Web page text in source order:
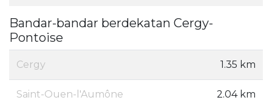
Bandar-bandar berdekatan Cergy-
Pontoise
Cergy 1.35 km
Saint-Ouen-l'Aumône 2.04 km